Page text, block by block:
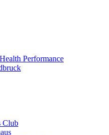
Performance
Club